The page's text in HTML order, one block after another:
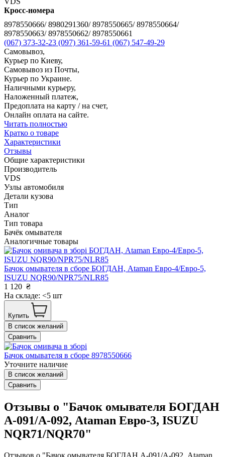
Кросс-номера
8978550666/ 8980291360/ 8978550665/ 8978550664/
8978550663/ 8978550662/ 8978550661
(067) 373-32-23 (097) 361-59-61 (067) 547-49-29
Самовывоз,
Курьер по Киеву,
Самовывоз из Почты,
Курьер по Украине.
Наличными курьеру,
Наложенный платеж,
Предоплата на карту / на счет,
Онлайн оплата на сайте.
Читать полностью
Кратко о товаре
Характеристики
Отзывы
Общие характеристики
Производитель
VDS
Узлы автомобиля
Детали кузова
Тип
Аналог
Тип товара
Бачёк омывателя
Аналогичные товары
Бачок омывателя в сборе БОГДАН, Ataman Евро-4/Евро-5,
ISUZU NQR90/NPR75/NLR85
1 120 ₴
На складе: <5 шт
Купить
В список желаний
Сравнить
Бачок омывателя в сборе 8978550666
Уточните наличие
В список желаний
Сравнить
Отзывы о "Бачок омывателя БОГДАН
А-091/А-092, Ataman Евро-3, ISUZU
NQR71/NQR70"
Отзывов о "Бачок омывателя БОГДАН А-091/А-092, Ataman